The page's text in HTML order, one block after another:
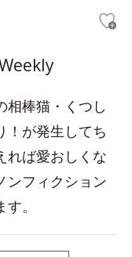
相棒猫・くつし
！が発生してち
れば愛おしくな
ンフィクション
。